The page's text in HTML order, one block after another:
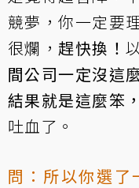
競夢，你一定要
很爛， 趕快換！
間公司一定沒這
結果就是這麼笨
吐血了。
問：所以你選了